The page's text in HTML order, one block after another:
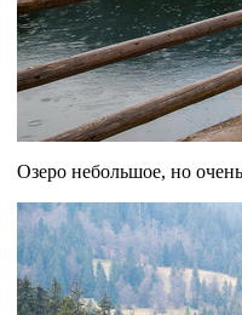
Озеро небольшое, но